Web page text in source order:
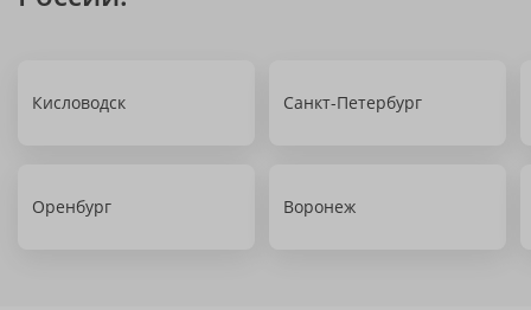
Кисловодск Санкт-Петербург
Оренбург Воронеж